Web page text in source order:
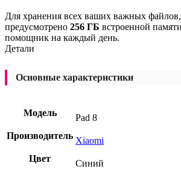
Для хранения всех ваших важных
предусмотрено 256 ГБ встроенной
помощник на каждый день.
Детали
Основные характеристики
Модель
Pad 8
Производитель Xiaomi
Цвет
Синий